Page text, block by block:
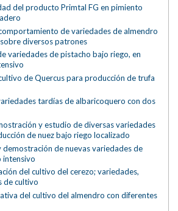
del producto Primtal FG en pimiento
de variedades de almendro
diversos patrones
variedades de pistacho bajo riego, en
de Quercus para producción de trufa
tardías de albaricoquero con dos
y estudio de diversas variedades
de nuez bajo riego localizado
de nuevas variedades de
intensivo
del cultivo del cerezo; variedades,
de cultivo
del cultivo del almendro con diferentes